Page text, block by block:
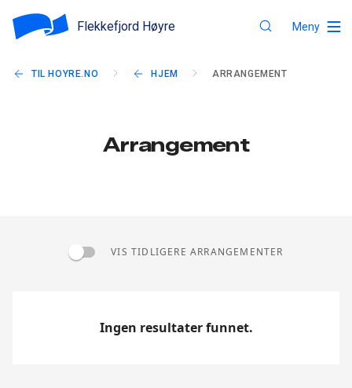
Flekkefjord Høyre Meny
TIL HOYRE.NO HJEM ARRANGEMENT
Arrangement
VIS TIDLIGERE ARRANGEMENTER
Ingen resultater funnet.